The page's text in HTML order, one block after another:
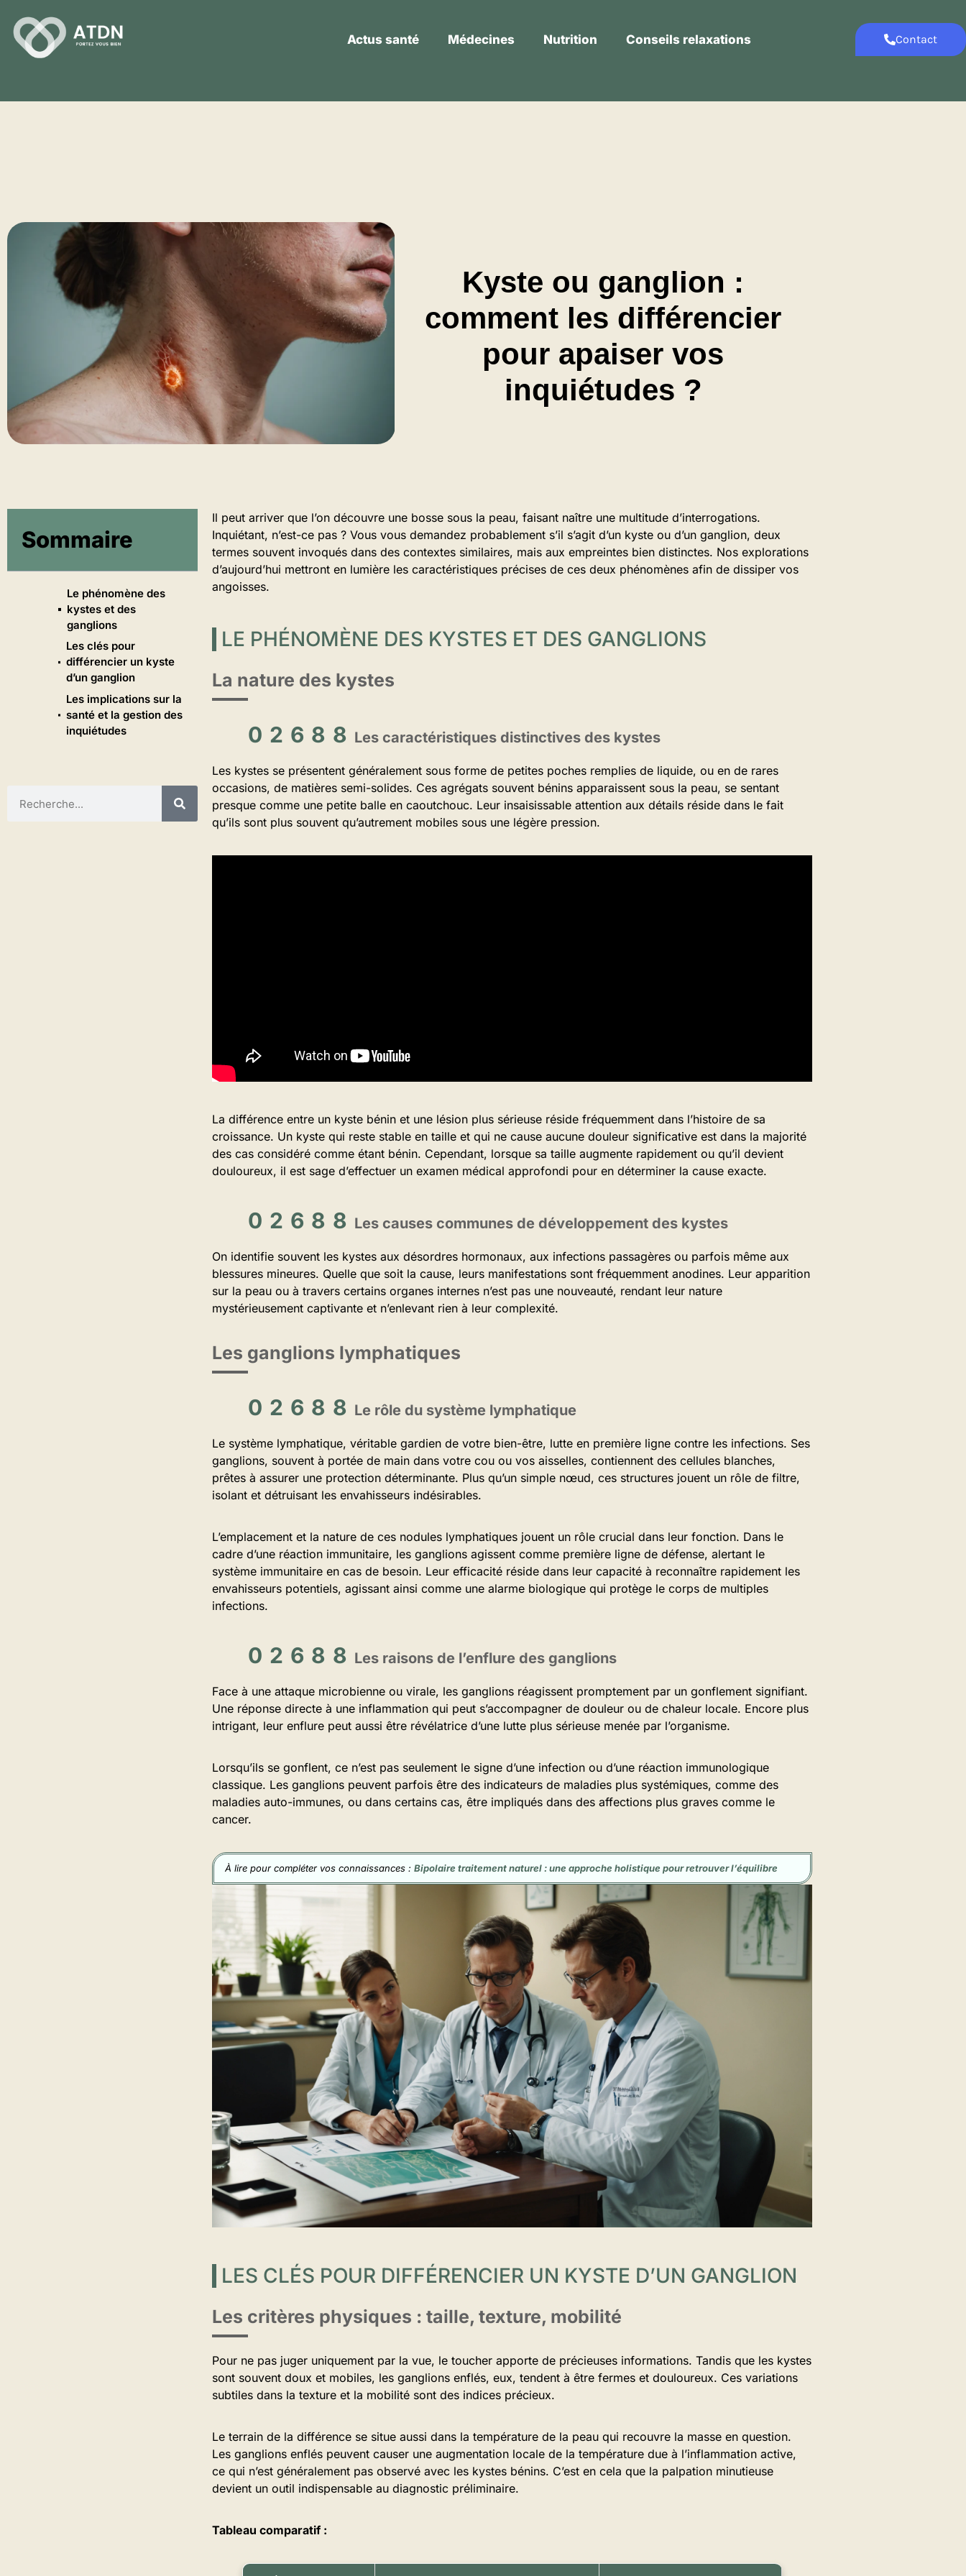
Actus santé Médecines Nutrition Conseils relaxations Contact
Kyste ou ganglion :
comment les différencier
pour apaiser vos
inquiétudes ?
Sommaire
Le phénomène des
kystes et des
ganglions
Les clés pour
différencier un kyste
d’un ganglion
Les implications sur la
santé et la gestion des
inquiétudes
Il peut arriver que l’on découvre une bosse sous la peau, faisant naître une multitude d’interrogations.
Inquiétant, n’est-ce pas ? Vous vous demandez probablement s’il s’agit d’un kyste ou d’un ganglion, deux
termes souvent invoqués dans des contextes similaires, mais aux empreintes bien distinctes. Nos explorations
d’aujourd’hui mettront en lumière les caractéristiques précises de ces deux phénomènes afin de dissiper vos
angoisses.
LE PHÉNOMÈNE DES KYSTES ET DES GANGLIONS
La nature des kystes
Les caractéristiques distinctives des kystes
Les kystes se présentent généralement sous forme de petites poches remplies de liquide, ou en de rares
occasions, de matières semi-solides. Ces agrégats souvent bénins apparaissent sous la peau, se sentant
presque comme une petite balle en caoutchouc. Leur insaisissable attention aux détails réside dans le fait
qu’ils sont plus souvent qu’autrement mobiles sous une légère pression.
La différence entre un kyste bénin et une lésion plus sérieuse réside fréquemment dans l’histoire de sa
croissance. Un kyste qui reste stable en taille et qui ne cause aucune douleur significative est dans la majorité
des cas considéré comme étant bénin. Cependant, lorsque sa taille augmente rapidement ou qu’il devient
douloureux, il est sage d’effectuer un examen médical approfondi pour en déterminer la cause exacte.
Les causes communes de développement des kystes
On identifie souvent les kystes aux désordres hormonaux, aux infections passagères ou parfois même aux
blessures mineures. Quelle que soit la cause, leurs manifestations sont fréquemment anodines. Leur apparition
sur la peau ou à travers certains organes internes n’est pas une nouveauté, rendant leur nature
mystérieusement captivante et n’enlevant rien à leur complexité.
Les ganglions lymphatiques
Le rôle du système lymphatique
Le système lymphatique, véritable gardien de votre bien-être, lutte en première ligne contre les infections. Ses
ganglions, souvent à portée de main dans votre cou ou vos aisselles, contiennent des cellules blanches,
prêtes à assurer une protection déterminante. Plus qu’un simple nœud, ces structures jouent un rôle de filtre,
isolant et détruisant les envahisseurs indésirables.
L’emplacement et la nature de ces nodules lymphatiques jouent un rôle crucial dans leur fonction. Dans le
cadre d’une réaction immunitaire, les ganglions agissent comme première ligne de défense, alertant le
système immunitaire en cas de besoin. Leur efficacité réside dans leur capacité à reconnaître rapidement les
envahisseurs potentiels, agissant ainsi comme une alarme biologique qui protège le corps de multiples
infections.
Les raisons de l’enflure des ganglions
Face à une attaque microbienne ou virale, les ganglions réagissent promptement par un gonflement signifiant.
Une réponse directe à une inflammation qui peut s’accompagner de douleur ou de chaleur locale. Encore plus
intrigant, leur enflure peut aussi être révélatrice d’une lutte plus sérieuse menée par l’organisme.
Lorsqu’ils se gonflent, ce n’est pas seulement le signe d’une infection ou d’une réaction immunologique
classique. Les ganglions peuvent parfois être des indicateurs de maladies plus systémiques, comme des
maladies auto-immunes, ou dans certains cas, être impliqués dans des affections plus graves comme le
cancer.
À lire pour compléter vos connaissances : Bipolaire traitement naturel : une approche holistique pour retrouver l’équilibre
LES CLÉS POUR DIFFÉRENCIER UN KYSTE D’UN GANGLION
Les critères physiques : taille, texture, mobilité
Pour ne pas juger uniquement par la vue, le toucher apporte de précieuses informations. Tandis que les kystes
sont souvent doux et mobiles, les ganglions enflés, eux, tendent à être fermes et douloureux. Ces variations
subtiles dans la texture et la mobilité sont des indices précieux.
Le terrain de la différence se situe aussi dans la température de la peau qui recouvre la masse en question.
Les ganglions enflés peuvent causer une augmentation locale de la température due à l’inflammation active,
ce qui n’est généralement pas observé avec les kystes bénins. C’est en cela que la palpation minutieuse
devient un outil indispensable au diagnostic préliminaire.
Tableau comparatif :